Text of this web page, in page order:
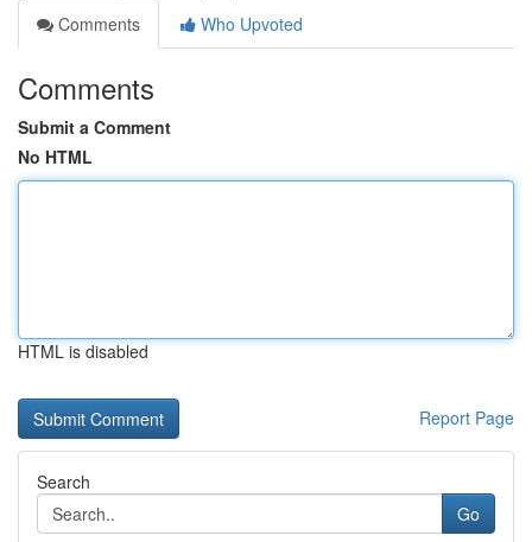
Comments
Who Upvoted
Comments
Submit a Comment
No HTML
HTML is disabled
Report Page
Search
Go